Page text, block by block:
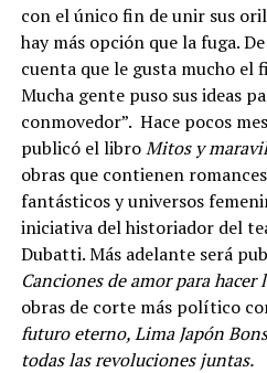
con el único fin de unir sus
hay más opción que la fuga.
cuenta que le gusta mucho el
Mucha gente puso sus ideas
conmovedor”. Hace pocos
publicó el libroMitos y
obras que contienen
fantásticos y universos
iniciativa del historiador del
Dubatti. Más adelante será
Canciones de amor para hacer
obras de corte más político
futuro eterno, Lima Japón
todas las revoluciones juntas.